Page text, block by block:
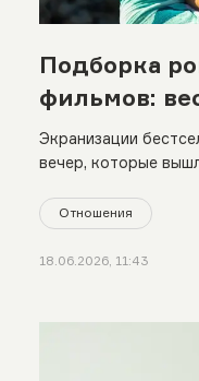
Подборка
фильмов:
Экранизации
вечер, которые
Отношения
18.06.2026, 11:43